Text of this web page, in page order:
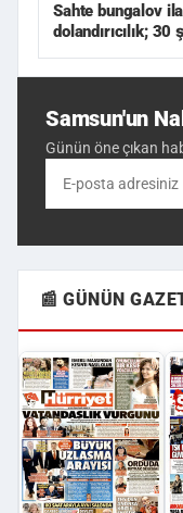
Sahte bungalov
dolandırıcılık;
Samsun'un
Günün öne çıkan
📰 GÜNÜN